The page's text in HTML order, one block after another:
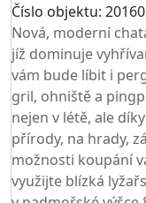
Číslo objektu:
Nová, moderní
jíž dominuje
vám bude líbit i
gril, ohniště a
nejen v létě, ale
přírody, na hrady,
možnosti koupání
využijte blízká